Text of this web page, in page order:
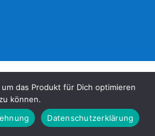
das Produkt für Dich optimieren
zu können.
Datenschutzerklärung